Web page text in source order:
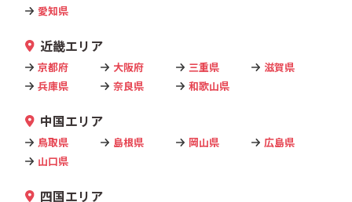
愛知県
近畿エリア
京都府 大阪府 三重県
滋賀県
兵庫県
奈良県 和歌山県
中国エリア
鳥取県 島根県 岡山県
広島県
山口県
四国エリア